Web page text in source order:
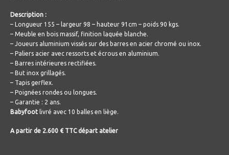
Description :
– Longueur 155 – largeur 98 – hauteur 91cm – poids 90 kgs.
– Meuble en bois massif, finition laquée blanche.
– Joueurs aluminium vissés sur des barres en acier chromé ou inox.
– Paliers acier avec ressorts et écrous en aluminium.
– Barres intérieures rectifiées.
– But inox grillagés.
– Tapis gerflex.
– Poignées rondes ou longues.
– Garantie : 2 ans.
Babyfoot livré avec 10 balles en liège.
A partir de 2.600 € TTC départ atelier